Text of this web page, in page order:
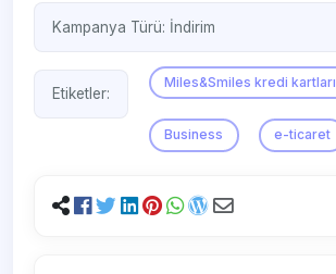
Kampanya Türü: İndirim
Etiketler:
Miles&Smiles kredi kartları
Business e-ticaret